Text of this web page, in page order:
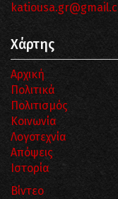
Χάρτης
Αρχική
Πολιτικά
Πολιτισμός
Κοινωνία
Λογοτεχνία
Απόψεις
Ιστορία
Βίντεο